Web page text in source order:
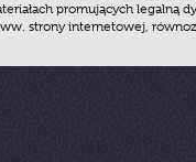
promujących legalną
strony internetowej,